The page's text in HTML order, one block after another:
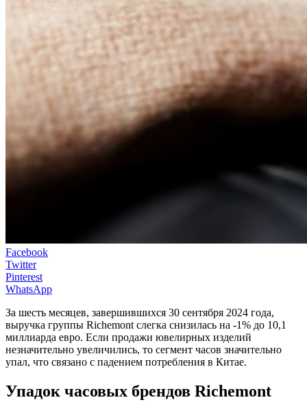
Facebook
Twitter
Pinterest
WhatsApp
За шесть месяцев, завершившихся 30 сентября 2024 года,
выручка группы Richemont слегка снизилась на -1% до 10,1
миллиарда евро. Если продажи ювелирных изделий
незначительно увеличились, то сегмент часов значительно
упал, что связано с падением потребления в Китае.
Упадок часовых брендов Richemont